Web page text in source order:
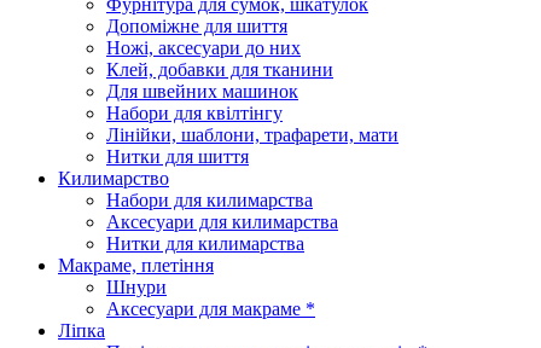
Допоміжне для шиття
Ножі, аксесуари до них
Клей, добавки для тканини
Для швейних машинок
Набори для квілтінгу
Лінійки, шаблони, трафарети, мати
Нитки для шиття
Килимарство
Набори для килимарства
Аксесуари для килимарства
Нитки для килимарства
Макраме, плетіння
Шнури
Аксесуари для макраме *
Ліпка